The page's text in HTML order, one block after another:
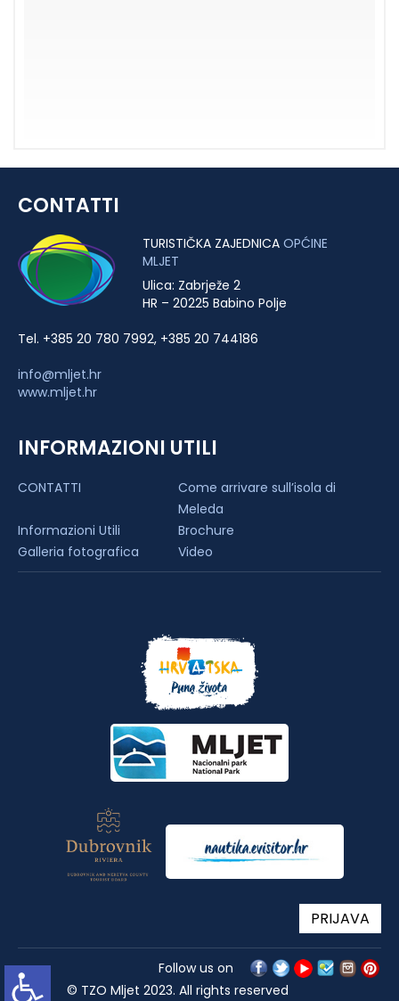
CONTATTI
TURISTIČKA ZAJEDNICA OPĆINE
MLJET
Ulica: Zabrježe 2
HR – 20225 Babino Polje
Tel. +385 20 780 7992, +385 20 744186
info@mljet.hr
www.mljet.hr
INFORMAZIONI UTILI
CONTATTI
Come arrivare sull’isola di
Meleda
Informazioni Utili
Brochure
Galleria fotografica
Video
PRIJAVA
Follow us on
© TZO Mljet 2023. All rights reserved